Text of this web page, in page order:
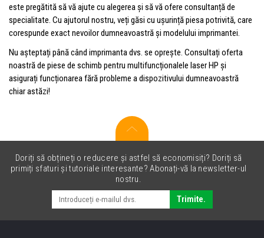
este pregătită să vă ajute cu alegerea și să vă ofere consultanță de
specialitate. Cu ajutorul nostru, veți găsi cu ușurință piesa potrivită, care
corespunde exact nevoilor dumneavoastră și modelului imprimantei.
Nu așteptați până când imprimanta dvs. se oprește. Consultați oferta
noastră de piese de schimb pentru multifuncționalele laser HP și
asigurați funcționarea fără probleme a dispozitivului dumneavoastră
chiar astăzi!
Doriți să obțineți o reducere și astfel să economisiți? Doriți să
primiți sfaturi și tutoriale interesante? Abonați-vă la newsletter-ul
nostru.
Trimite.